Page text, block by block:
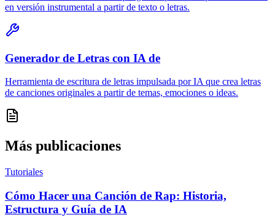
en versión instrumental a partir de texto o letras.
Generador de Letras con IA de
Herramienta de escritura de letras impulsada por IA que crea letras
de canciones originales a partir de temas, emociones o ideas.
Más publicaciones
Tutoriales
Cómo Hacer una Canción de Rap: Historia,
Estructura y Guía de IA